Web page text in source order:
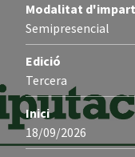
Modalitat
Semipresencial
Edició
Tercera
Inici
18/09/2026